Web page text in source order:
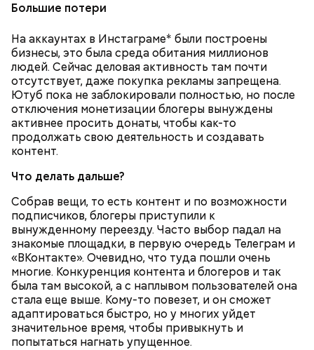
Большие потери
На аккаунтах в Инстаграме* были построены
бизнесы, это была среда обитания миллионов
людей. Сейчас деловая активность там почти
отсутствует, даже покупка рекламы запрещена.
Ютуб пока не заблокировали полностью, но после
отключения монетизации блогеры вынуждены
активнее просить донаты, чтобы как-то
продолжать свою деятельность и создавать
контент.
Что делать дальше?
Собрав вещи, то есть контент и по возможности
подписчиков, блогеры приступили к
вынужденному переезду. Часто выбор падал на
знакомые площадки, в первую очередь Телеграм и
«ВКонтакте». Очевидно, что туда пошли очень
многие. Конкуренция контента и блогеров и так
была там высокой, а с наплывом пользователей она
стала еще выше. Кому-то повезет, и он сможет
адаптироваться быстро, но у многих уйдет
значительное время, чтобы привыкнуть и
попытаться нагнать упущенное.
— Заранее предсказать, как объект себя поведет,
невозможно. Если допустить резкое движение,
поток воздуха может увлечь шар за человеком, и
тот будет следовать за ним до тех пор, пока не
угаснет, — объяснил Бычков. — Но чаще всего они
у них кончается и они затухают.
Вернулся Макеев в Киев в ночь с 3 на 4 мая. По его
словам, ему казалось, что он вернулся домой с
фронта с победой.